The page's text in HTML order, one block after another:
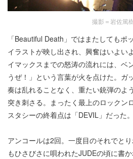
撮影＝岩佐篤
「Beautiful Death」ではまたしてもポ
イラストが映し出され、興奮はいよい
イマックスまでの怒涛の流れには、ベ
うぜ！」という言葉が火を点けた。ガ
奏は乱れることなく、重たい銃弾のよ
突き刺さる。まったく最上のロックン
スタシーの終着点は「DEVIL」だった。
アンコールは2回。一度目のそれでと
もひさびさに唄われたJUDEの頃に書